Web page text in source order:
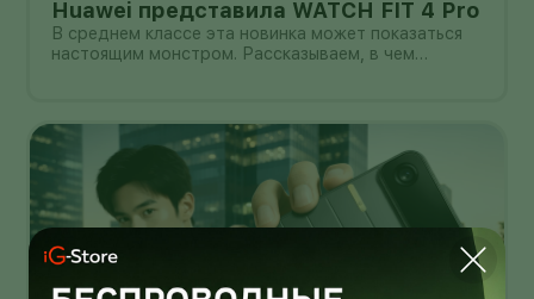
Huawei представила WATCH FIT 4 Pro
В среднем классе эта новинка может показаться
настоящим монстром. Рассказываем, в чем